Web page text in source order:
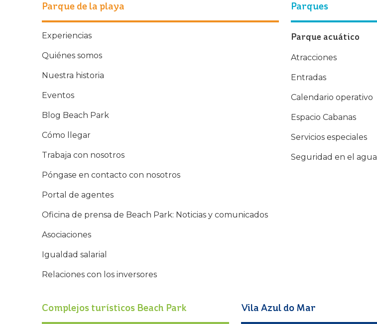
Parque de la playa
Experiencias
Quiénes somos
Nuestra historia
Eventos
Blog Beach Park
Cómo llegar
Trabaja con nosotros
Póngase en contacto con nosotros
Portal de agentes
Oficina de prensa de Beach Park: Noticias y comunicados
Asociaciones
Igualdad salarial
Relaciones con los inversores
Parques
Parque acuático
Atracciones
Entradas
Calendario operativo
Espacio Cabanas
Servicios especiales
Seguridad en el agua
Complejos turísticos Beach Park Vila Azul do Mar